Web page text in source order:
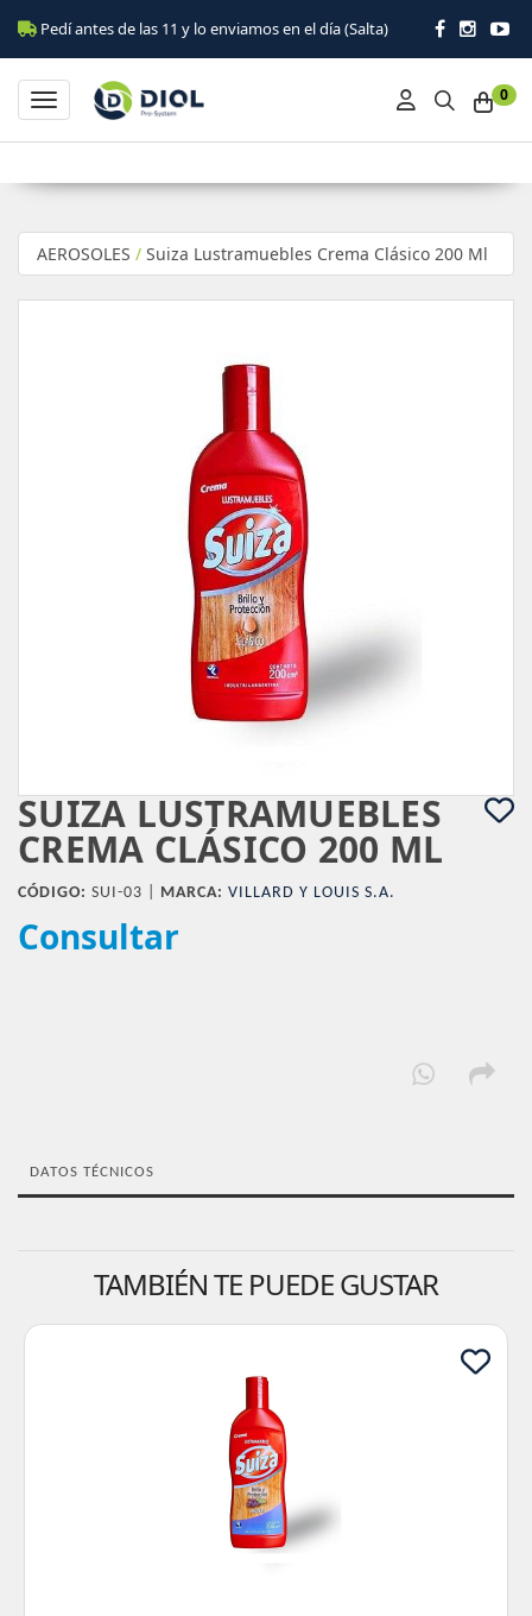
Pedí antes de las 11 y lo enviamos en el día (Salta)
0
Toggle navigation
AEROSOLES / Suiza Lustramuebles Crema Clásico 200 Ml
SUIZA LUSTRAMUEBLES
CREMA CLÁSICO 200 ML
CÓDIGO: SUI-03 | MARCA: VILLARD Y LOUIS S.A.
Consultar
DATOS TÉCNICOS
TAMBIÉN TE PUEDE GUSTAR